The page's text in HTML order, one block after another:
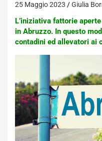
25 Maggio 2023 Giulia
L’iniziativa fattorie
in Abruzzo. In questo
contadini ed allevatori ai